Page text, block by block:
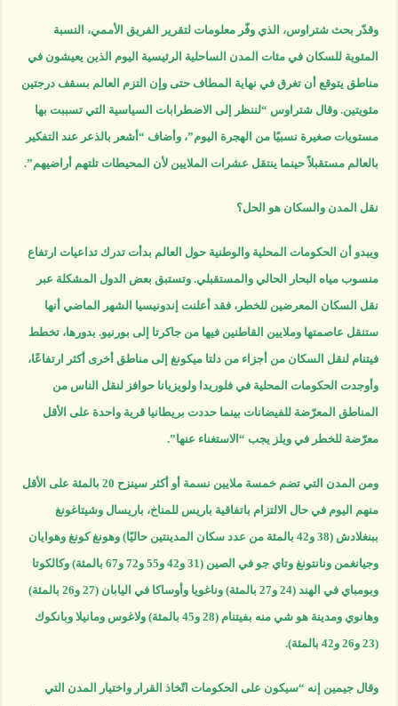
وقدّر بحث شتراوس، الذي وفّر معلومات لتقرير الفريق الأممي، النسبة
المئوية للسكان في مئات المدن الساحلية الرئيسية اليوم الذين يعيشون في
مناطق يتوقع أن تغرق في نهاية المطاف حتى وإن التزم العالم بسقف درجتين
مئويتين. وقال شتراوس “لننظر إلى الاضطرابات السياسية التي تسببت بها
مستويات صغيرة نسبيًا من الهجرة اليوم”، وأضاف “أشعر بالذعر عند التفكير
بالعالم مستقبلاً حينما ينتقل عشرات الملايين لأن المحيطات تلتهم أراضيهم”.
نقل المدن والسكان هو الحل؟
ويبدو أن الحكومات المحلية والوطنية حول العالم بدأت تدرك تداعيات ارتفاع
منسوب مياه البحار الحالي والمستقبلي. وتستبق بعض الدول المشكلة عبر
نقل السكان المعرضين للخطر، فقد أعلنت إندونيسيا الشهر الماضي أنها
ستنقل عاصمتها وملايين القاطنين فيها من جاكرتا إلى بورنيو. بدورها، تخطط
فيتنام لنقل السكان من أجزاء من دلتا ميكونغ إلى مناطق أخرى أكثر ارتفاعًا،
وأوجدت الحكومات المحلية في فلوريدا ولويزيانا حوافز لنقل الناس من
المناطق المعرّضة للفيضانات بينما حددت بريطانيا قرية واحدة على الأقل
معرّضة للخطر في ويلز يجب “الاستغناء عنها”.
ومن المدن التي تضم خمسة ملايين نسمة أو أكثر سينزح 20 بالمئة على الأقل
منهم اليوم في حال الالتزام باتفاقية باريس للمناخ، باريسال وشيتاغونغ
ببنغلادش (38 و42 بالمئة من عدد سكان المدينتين حاليًا) وهونغ كونغ وهوايان
وجيانغمن ونانتونغ وتاي جو في الصين (31 و42 و55 و72 و67 بالمئة) وكالكوتا
وبومباي في الهند (24 و27 بالمئة) وناغويا وأوساكا في اليابان (27 و26 بالمئة)
وهانوي ومدينة هو شي منه بفيتنام (28 و45 بالمئة) ولاغوس ومانيلا وبانكوك
(23 و26 و42 بالمئة).
وقال جيمين إنه “سيكون على الحكومات اتّخاذ القرار واختيار المدن التي